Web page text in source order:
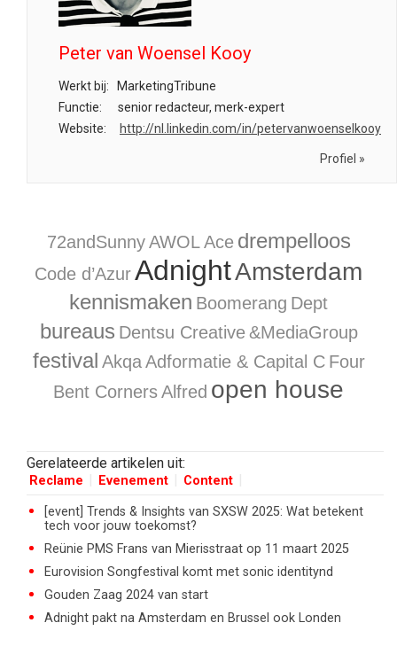
Peter van Woensel Kooy
Werkt bij:
MarketingTribune
Functie:
senior redacteur, merk-expert
Website:
http://nl.linkedin.com/in/petervanwoenselkooy
Profiel »
72andSunny AWOL Ace drempelloos
Code d’AzurAdnightAmsterdam
kennismaken Boomerang Dept
bureaus Dentsu Creative &MediaGroup
festival Akqa Adformatie & Capital C Four
Bent CornersAlfred open house
Gerelateerde artikelen uit:
Reclame Evenement Content
[event] Trends & Insights van SXSW 2025: Wat betekent
tech voor jouw toekomst?
Reünie PMS Frans van Mierisstraat op 11 maart 2025
Eurovision Songfestival komt met sonic identitynd
Gouden Zaag 2024 van start
Adnight pakt na Amsterdam en Brussel ook Londen